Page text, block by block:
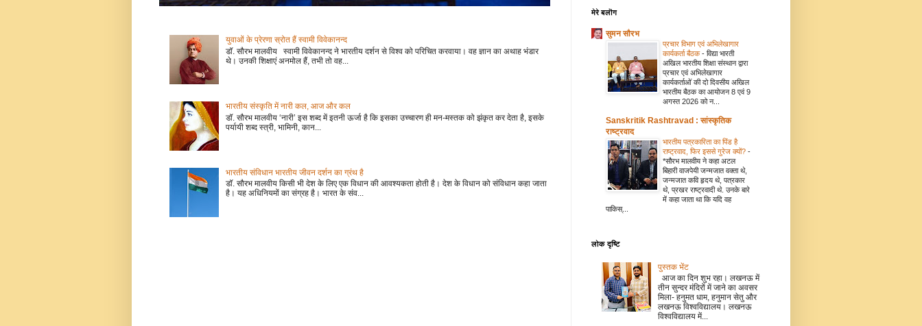
युवाओं के प्रेरणा स्रोत हैं स्वामी विवेकानन्द
डॉ. सौरभ मालवीय स्वामी विवेकानन्द ने भारतीय दर्शन से विश्व को परिचित करवाया। वह ज्ञान का अथाह भंडार
थे। उनकी शिक्षाएं अनमोल हैं, तभी तो वह...
भारतीय संस्कृति में नारी कल, आज और कल
डॉ. सौरभ मालवीय ‘नारी’ इस शब्द में इतनी ऊर्जा है कि इसका उच्चारण ही मन-मस्तक को झंकृत कर देता है, इसके
पर्यायी शब्द स्त्री, भामिनी, कान...
भारतीय संविधान भारतीय जीवन दर्शन का ग्रंथ है
डॉ. सौरभ मालवीय किसी भी देश के लिए एक विधान की आवश्यकता होती है। देश के विधान को संविधान कहा जाता
है। यह अधिनियमों का संग्रह है। भारत के संव...
मेरे बलॊग
सुमन सौरभ
प्रचार विभाग एवं अभिलेखागार
कार्यकर्ता बैठक- विद्या भारती
अखिल भारतीय शिक्षा संस्थान द्वारा
प्रचार एवं अभिलेखागार
कार्यकर्ताओं की दो दिवसीय अखिल
भारतीय बैठक का आयोजन 8 एवं 9
अगस्त 2026 को न...
Sanskritik Rashtravad : सांस्कृतिक
राष्ट्रवाद
भारतीय पत्रकारिता का पिंड है
राष्ट्रवाद, फिर इससे गुरेज क्यों? -
*सौरभ मालवीय ने कहा अटल
बिहारी वाजपेयी जन्मजात वक्ता थे,
जन्मजात कवि हृदय थे, पत्रकार
थे, प्रखर राष्ट्रवादी थे. उनके बारे
में कहा जाता था कि यदि वह
पाकिस्...
लोक दृष्टि
पुस्तक भेंट
आज का दिन शुभ रहा। लखनऊ में
तीन सुन्दर मंदिरों में जाने का अवसर
मिला- हनुमत धाम, हनुमान सेतु और
लखनऊ विश्वविद्यालय। लखनऊ
विश्वविद्यालय में...